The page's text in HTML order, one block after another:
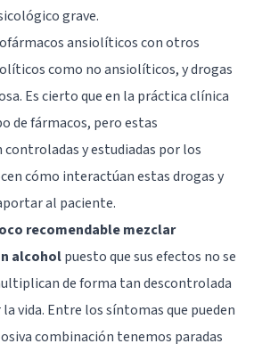
grave.
ansiolíticos con otros
como no ansiolíticos, y drogas
Es cierto que en la práctica clínica
de fármacos, pero estas
y estudiadas por los
cómo interactúan estas drogas y
al paciente.
recomendable mezclar
alcoholpuesto que sus efectos no se
de forma tan descontrolada
vida. Entre los síntomas que pueden
combinación tenemos paradas